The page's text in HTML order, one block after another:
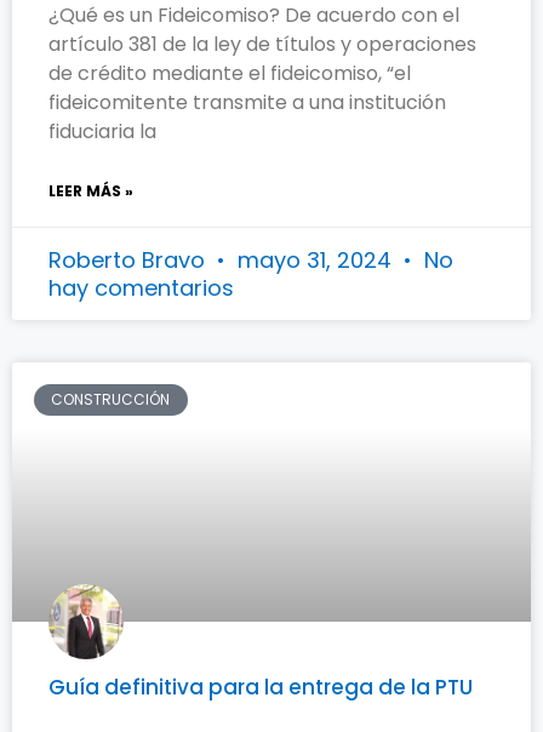
¿Qué es un Fideicomiso? De acuerdo con el
artículo 381 de la ley de títulos y operaciones
de crédito mediante el fideicomiso, “el
fideicomitente transmite a una institución
fiduciaria la
LEER MÁS »
Roberto Bravo mayo 31, 2024
No
hay comentarios
CONSTRUCCIÓN
Guía definitiva para la entrega de la PTU